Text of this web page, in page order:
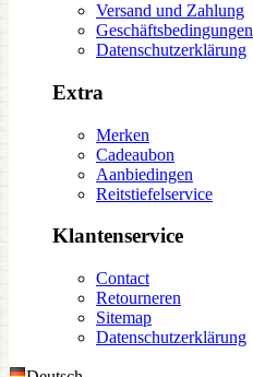
Versand und Zahlung
Geschäftsbedingungen
Datenschutzerklärung
Extra
Merken
Cadeaubon
Aanbiedingen
Reitstiefelservice
Klantenservice
Contact
Retourneren
Sitemap
Datenschutzerklärung